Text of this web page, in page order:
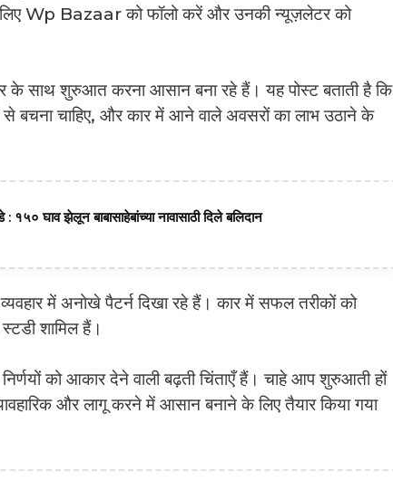
Wp Bazaar को फॉलो करें और उनकी न्यूज़लेटर को
साथ शुरुआत करना आसान बना रहे हैं। यह पोस्ट बताती है कि
बचना चाहिए, और कार में आने वाले अवसरों का लाभ उठाने के
१५० घाव झेलून बाबासाहेबांच्या नावासाठी दिले बलिदान
में अनोखे पैटर्न दिखा रहे हैं। कार में सफल तरीकों को
शामिल हैं।
को आकार देने वाली बढ़ती चिंताएँ हैं। चाहे आप शुरुआती हों
और लागू करने में आसान बनाने के लिए तैयार किया गया